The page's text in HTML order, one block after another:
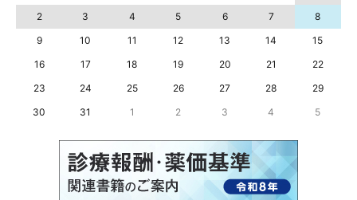
2
3 4 5 6 7
8
9
10 11 12 13 14
15
16
17 18 19 20 21
22
23
24 25 26 27 28
29
30
31 1 2 3 4 5